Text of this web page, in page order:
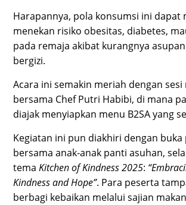
Harapannya, pola konsumsi ini dapat
menekan risiko obesitas, diabetes,
pada remaja akibat kurangnya
bergizi.
Acara ini semakin meriah dengan sesi
bersama Chef Putri Habibi, di mana
diajak menyiapkan menu B2SA yang
Kegiatan ini pun diakhiri dengan buka
bersama anak-anak panti asuhan,
temaKitchen of Kindness 2025:
Kindness and Hope”. Para peserta
berbagi kebaikan melalui sajian